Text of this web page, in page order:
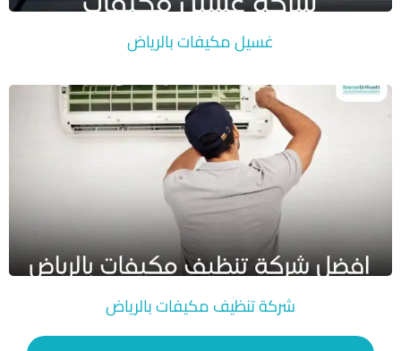
غسيل مكيفات بالرياض
شركة تنظيف مكيفات بالرياض